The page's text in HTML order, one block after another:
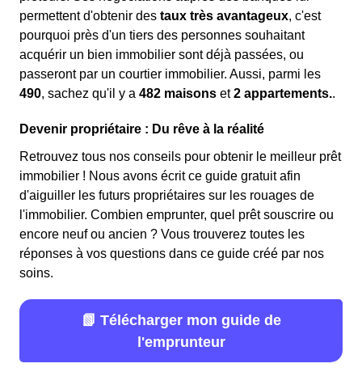
permettent d'obtenir des taux très avantageux, c'est
pourquoi près d'un tiers des personnes souhaitant
acquérir un bien immobilier sont déjà passées, ou
passeront par un courtier immobilier. Aussi, parmi les
490, sachez qu'il y a 482 maisons et2 appartements..
Devenir propriétaire : Du rêve à la réalité
Retrouvez tous nos conseils pour obtenir le meilleur prêt
immobilier ! Nous avons écrit ce guide gratuit afin
d'aiguiller les futurs propriétaires sur les rouages de
l'immobilier. Combien emprunter, quel prêt souscrire ou
encore neuf ou ancien ? Vous trouverez toutes les
réponses à vos questions dans ce guide créé par nos
soins.
📗 Télécharger mon guide de
l'emprunteur